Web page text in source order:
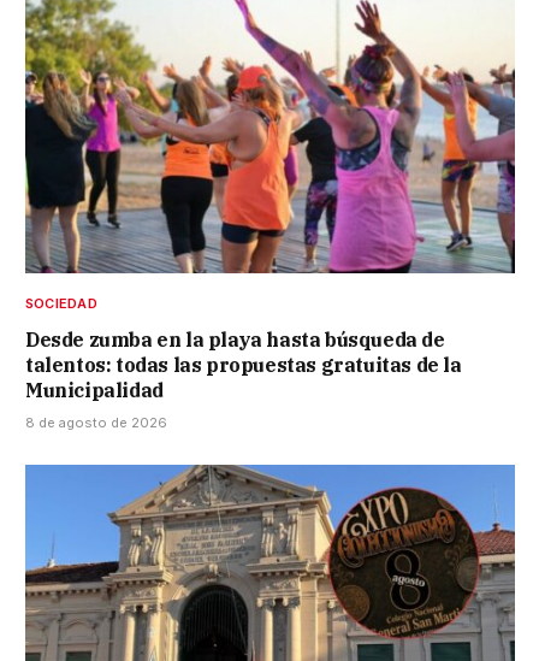
SOCIEDAD
Desde zumba en la playa hasta búsqueda de
talentos: todas las propuestas gratuitas de la
Municipalidad
8 de agosto de 2026